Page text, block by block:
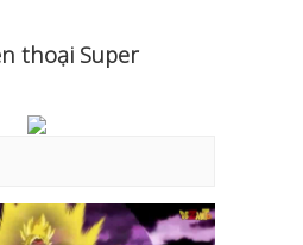
thoại Super